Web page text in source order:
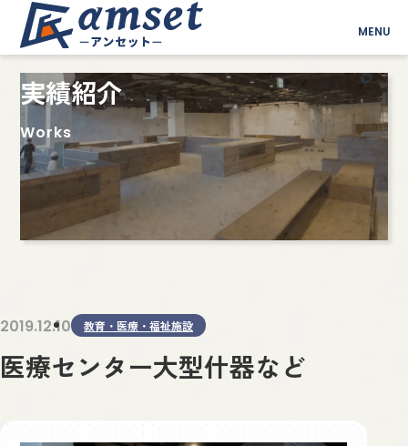
MENU
実績紹介
Works
2019.12.10 教育・医療・福祉施設
医療センター大型什器など